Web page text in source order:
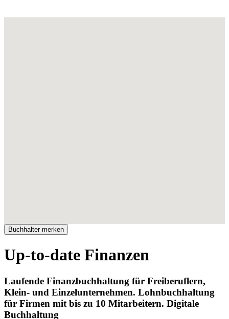
Up-to-date Finanzen
Laufende Finanzbuchhaltung für Freiberuflern,
Klein- und Einzelunternehmen. Lohnbuchhaltung
für Firmen mit bis zu 10 Mitarbeitern. Digitale
Buchhaltung